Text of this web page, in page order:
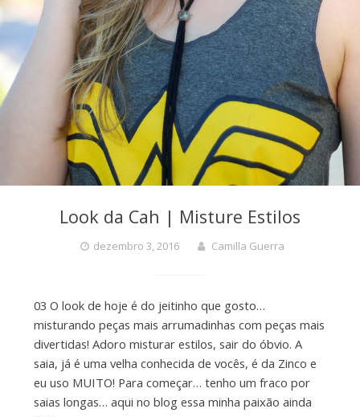
Look da Cah | Misture Estilos
dezembro 3, 2016 Camilla Guerra
03 O look de hoje é do jeitinho que gosto…
misturando peças mais arrumadinhas com peças mais
divertidas! Adoro misturar estilos, sair do óbvio. A
saia, já é uma velha conhecida de vocês, é da Zinco e
eu uso MUITO! Para começar… tenho um fraco por
saias longas… aqui no blog essa minha paixão ainda